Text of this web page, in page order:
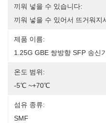
끼워 넣을 수 있습니다:
끼워 넣을 수 있어서 뜨거워지
제품 이름:
1.25G GBE 쌍방향 SFP 송신
온도 범위:
-5℃ ~+70℃
섬유 종류:
SMF